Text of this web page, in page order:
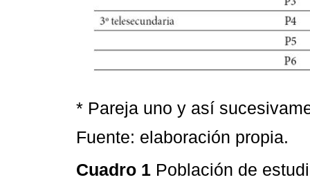
* Pareja uno y así
Fuente: elaboración propia.
Cuadro 1 Población de